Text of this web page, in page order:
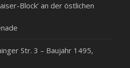
Block‘ an der östlichen
Str. 3 – Baujahr 1495,